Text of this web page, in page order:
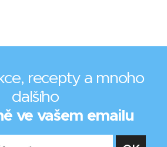
recepty a mnoho
dalšího
ve vašem emailu